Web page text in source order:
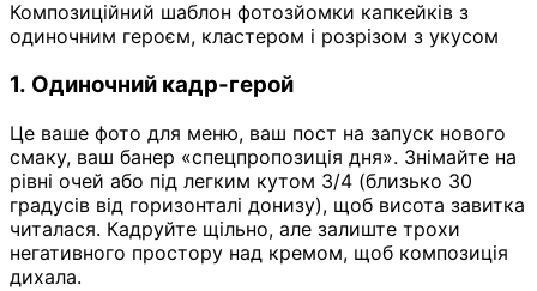
Композиційний шаблон фотозйомки капкейків з
одиночним героєм, кластером і розрізом з укусом
1. Одиночний кадр-герой
Це ваше фото для меню, ваш пост на запуск нового
смаку, ваш банер «спецпропозиція дня». Знімайте на
рівні очей або під легким кутом 3/4 (близько 30
градусів від горизонталі донизу), щоб висота завитка
читалася. Кадруйте щільно, але залиште трохи
негативного простору над кремом, щоб композиція
дихала.